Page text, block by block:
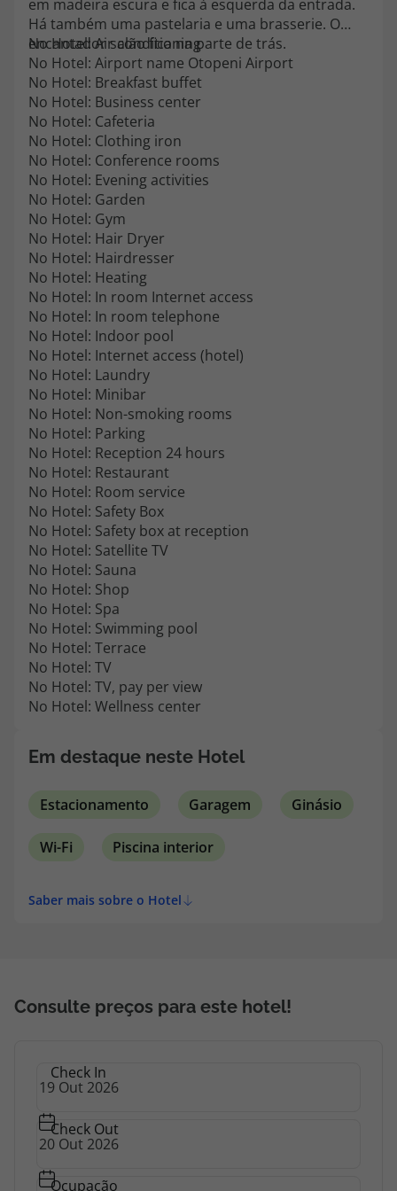
em madeira escura e fica à esquerda da entrada.
Há também uma pastelaria e uma brasserie. O
encantador salão fica na parte de trás.
No Hotel: Air conditioning
No Hotel: Airport name Otopeni Airport
No Hotel: Breakfast buffet
No Hotel: Business center
No Hotel: Cafeteria
No Hotel: Clothing iron
No Hotel: Conference rooms
No Hotel: Evening activities
No Hotel: Garden
No Hotel: Gym
No Hotel: Hair Dryer
No Hotel: Hairdresser
No Hotel: Heating
No Hotel: In room Internet access
No Hotel: In room telephone
No Hotel: Indoor pool
No Hotel: Internet access (hotel)
No Hotel: Laundry
No Hotel: Minibar
No Hotel: Non-smoking rooms
No Hotel: Parking
No Hotel: Reception 24 hours
No Hotel: Restaurant
No Hotel: Room service
No Hotel: Safety Box
No Hotel: Safety box at reception
No Hotel: Satellite TV
No Hotel: Sauna
No Hotel: Shop
No Hotel: Spa
No Hotel: Swimming pool
No Hotel: Terrace
No Hotel: TV
No Hotel: TV, pay per view
No Hotel: Wellness center
Em destaque neste Hotel
Estacionamento Garagem Ginásio
Wi-Fi Piscina interior
Saber mais sobre o Hotel
Consulte preços para este hotel!
Check In
Check Out
Ocupação